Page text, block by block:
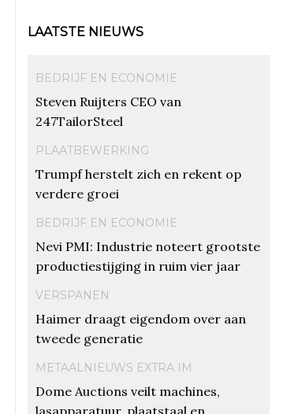
LAATSTE NIEUWS
BEDRIJF EN ECONOMIE
Steven Ruijters CEO van
247TailorSteel
PLAATBEWERKING
Trumpf herstelt zich en rekent op
verdere groei
BEDRIJF EN ECONOMIE
Nevi PMI: Industrie noteert grootste
productiestijging in ruim vier jaar
VERSPANEN
Haimer draagt eigendom over aan
tweede generatie
METAALNIEUWS EXTRA IM
Dome Auctions veilt machines,
lasapparatuur, plaatstaal en